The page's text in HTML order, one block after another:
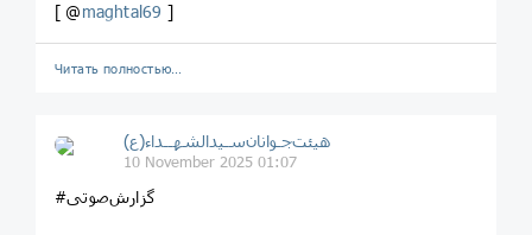
[ @maghtal69 ]
Читать полностью…
هیئت‌جـوانان‌سـیدالشهــداء(ع)
10 November 2025 01:07
#گزارش‌صوتی